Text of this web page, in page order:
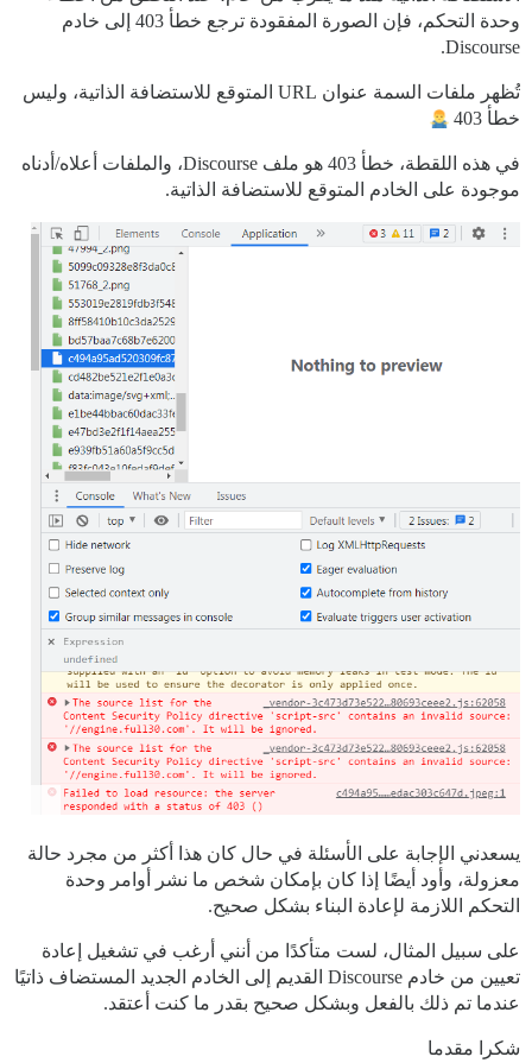
وحدة التحكم، فإن الصورة المفقودة ترجع خطأ 403 إلى خادم
Discourse.
تُظهر ملفات السمة عنوان URL المتوقع للاستضافة الذاتية، وليس
خطأ 403
في هذه اللقطة، خطأ 403 هو ملف Discourse، والملفات أعلاه/أدناه
موجودة على الخادم المتوقع للاستضافة الذاتية.
يسعدني الإجابة على الأسئلة في حال كان هذا أكثر من مجرد حالة
معزولة، وأود أيضًا إذا كان بإمكان شخص ما نشر أوامر وحدة
التحكم اللازمة لإعادة البناء بشكل صحيح.
على سبيل المثال، لست متأكدًا من أنني أرغب في تشغيل إعادة
تعيين من خادم Discourse القديم إلى الخادم الجديد المستضاف ذاتيًا
عندما تم ذلك بالفعل وبشكل صحيح بقدر ما كنت أعتقد.
شكرا مقدما